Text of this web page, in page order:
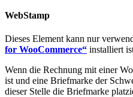
WebStamp
Dieses Element kann nur
for WooCommerce“ installiert
Wenn die Rechnung mit einer
ist und eine Briefmarke der
dieser Stelle die Briefmarke